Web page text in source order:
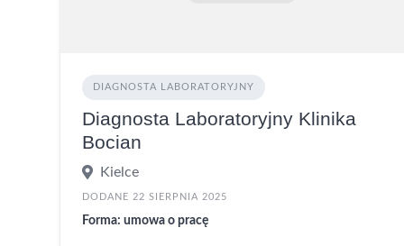
DIAGNOSTA LABORATORYJNY
Diagnosta Laboratoryjny Klinika
Bocian
Kielce
DODANE 22 SIERPNIA 2025
Forma: umowa o pracę